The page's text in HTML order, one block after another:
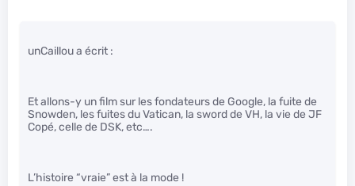
unCaillou a écrit :
Et allons-y un film sur les fondateurs de Google, la fuite de
Snowden, les fuites du Vatican, la sword de VH, la vie de JF
Copé, celle de DSK, etc….
L’histoire “vraie” est à la mode !